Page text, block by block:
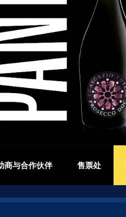
商与合作伙伴 售票处